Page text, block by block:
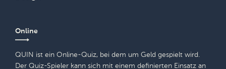
Online
QUIN ist ein Online-Quiz, bei dem um Geld gespielt wird.
Der Quiz-Spieler kann sich mit einem definierten Einsatz an